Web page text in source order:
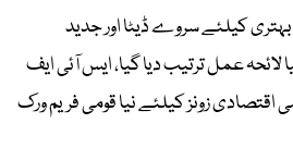
کیلئے سروے ڈیٹا اور جدید
لائحہ عمل ترتیب دیا گیا، ایس آئی ایف
زونز کیلئے نیا قومی فریم ورک